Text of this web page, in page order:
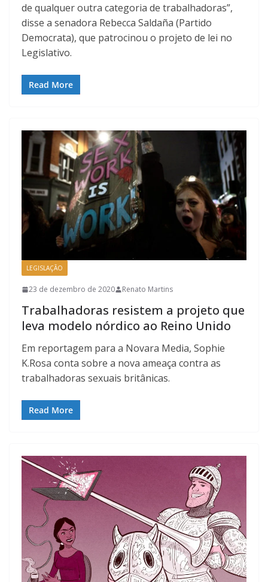
de qualquer outra categoria de trabalhadoras”,
disse a senadora Rebecca Saldaña (Partido
Democrata), que patrocinou o projeto de lei no
Legislativo.
Read More
LEGISLAÇÃO
23 de dezembro de 2020 Renato Martins
Trabalhadoras resistem a projeto que
leva modelo nórdico ao Reino Unido
Em reportagem para a Novara Media, Sophie
K.Rosa conta sobre a nova ameaça contra as
trabalhadoras sexuais britânicas.
Read More